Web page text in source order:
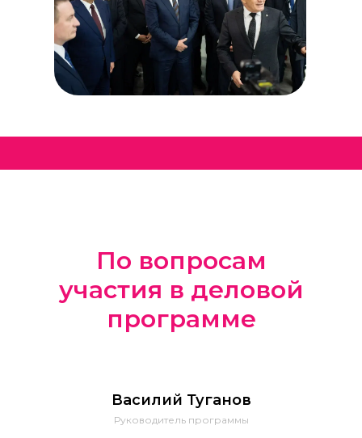
По вопросам
участия в деловой
программе
Василий Туганов
Руководитель программы